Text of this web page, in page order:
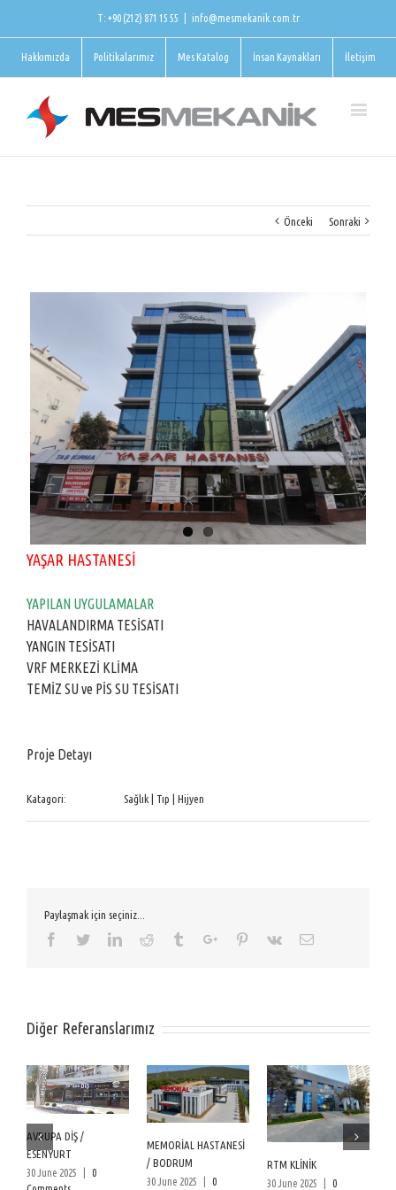
T: +90 (212) 871 15 55 info@mesmekanik.com.tr
Hakkımızda Politikalarımız Mes Katalog İnsan Kaynakları İletişim
Önceki Sonraki
YAŞAR HASTANESİ
YAPILAN UYGULAMALAR
HAVALANDIRMA TESİSATI
YANGIN TESİSATI
VRF MERKEZİ KLİMA
TEMİZ SU ve PİS SU TESİSATI
Proje Detayı
Katagori: Sağlık | Tıp | Hijyen
Paylaşmak için seçiniz...
Facebook
TwitterLinkedinReddit TumblrGoogle+Pinterest
Vk Email
Diğer Referanslarımız
AVRUPA DİŞ /
ESENYURT
30 June 2025
0
MEMORİAL HASTANESİ
/ BODRUM
30 June 2025
0
RTM KLİNİK
30 June 2025
0